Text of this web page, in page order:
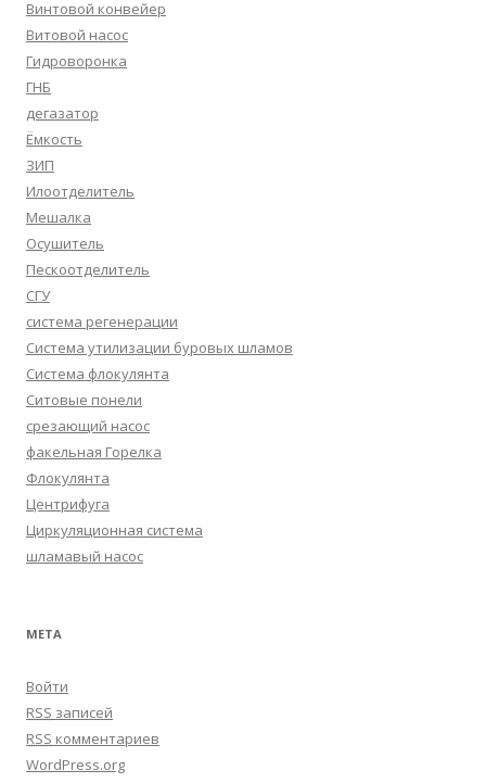
Винтовой конвейер
Витовой насос
Гидроворонка
ГНБ
дегазатор
Ёмкость
ЗИП
Илоотделитель
Мешалка
Осушитель
Пескоотделитель
СГУ
система регенерации
Система утилизации буровых шламов
Система флокулянта
Ситовые понели
срезающий насос
факельная Горелка
Флокулянта
Центрифуга
Циркуляционная система
шламавый насос
МЕТА
Войти
RSS записей
RSS комментариев
WordPress.org